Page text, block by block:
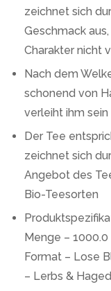
zeichnet sich
Geschmack
Charakter nicht
Nach dem
schonend von
verleiht ihm
Der Tee
zeichnet sich
Angebot des
Bio-Teesorten
Menge –
Format – Lose
– Lerbs &